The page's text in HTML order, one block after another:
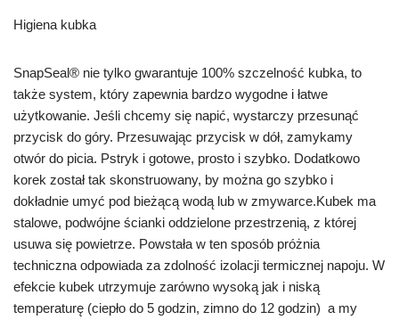
Higiena kubka
SnapSeal® nie tylko gwarantuje 100% szczelność kubka, to
także system, który zapewnia bardzo wygodne i łatwe
użytkowanie. Jeśli chcemy się napić, wystarczy przesunąć
przycisk do góry. Przesuwając przycisk w dół, zamykamy
otwór do picia. Pstryk i gotowe, prosto i szybko. Dodatkowo
korek został tak skonstruowany, by można go szybko i
dokładnie umyć pod bieżącą wodą lub w zmywarce.Kubek ma
stalowe, podwójne ścianki oddzielone przestrzenią, z której
usuwa się powietrze. Powstała w ten sposób próżnia
techniczna odpowiada za zdolność izolacji termicznej napoju. W
efekcie kubek utrzymuje zarówno wysoką jak i niską
temperaturę (ciepło do 5 godzin, zimno do 12 godzin) a my